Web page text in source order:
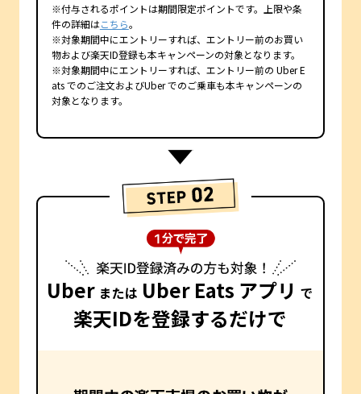
※付与されるポイントは期間限定ポイントです。上限や条
件の詳細はこちら。
※対象期間中にエントリーすれば、エントリー前のお買い
物および楽天ID登録も本キャンペーンの対象となります。
※対象期間中にエントリーすれば、エントリー前の Uber E
ats でのご注文およびUber でのご乗車も本キャンペーンの
対象となります。
Uber または Uber Eats アプリで
楽天IDを登録するだけで